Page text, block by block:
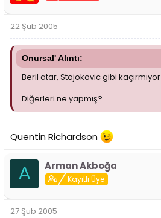
22 Şub 2005
Onursal' Alıntı:
Beril atar, Stajokovic gibi kaçırmıyor
Diğerleri ne yapmış?
Quentin Richardson
A Arman Akboğa
Kayıtlı Üye
27 Şub 2005